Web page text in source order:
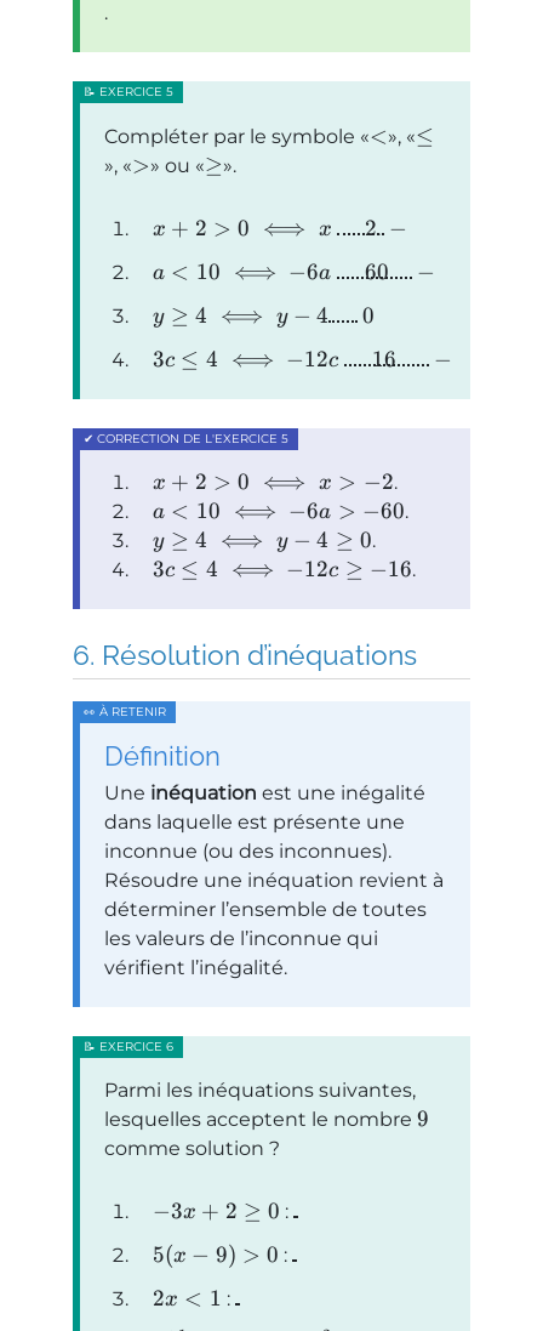
.
Compléter par le symbole < , ≤
, > ou ≥ .
x + 2 > 0 ⟺ x −
2.
a < 10 ⟺ −6a −
60.
y ≥ 4 ⟺ y − 4 0
.
3c ≤ 4 ⟺ −12c −
16.
x + 2 > 0 ⟺ x > −2.
a < 10 ⟺ −6a > −60.
y ≥ 4 ⟺ y − 4 ≥ 0.
3c ≤ 4 ⟺ −12c ≥ −16.
Résolution d’inéquations
Définition
Une inéquation est une inégalité
dans laquelle est présente une
inconnue (ou des inconnues).
Résoudre une inéquation revient à
déterminer l’ensemble de toutes
les valeurs de l’inconnue qui
vérifient l’inégalité.
Parmi les inéquations suivantes,
lesquelles acceptent le nombre 9
comme solution ?
−3x + 2 ≥ 0 :
5(x − 9) > 0 :
2x < 1 :